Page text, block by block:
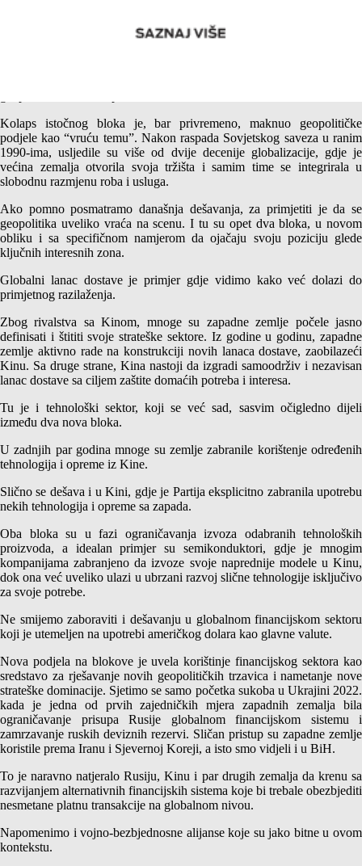
Povratak geopolitičkih podjela
Kolaps istočnog bloka je, bar privremeno, maknuo geopolitičke
podjele kao “vruću temu”. Nakon raspada Sovjetskog saveza u ranim
1990-ima, usljedile su više od dvije decenije globalizacije, gdje je
većina zemalja otvorila svoja tržišta i samim time se integrirala u
slobodnu razmjenu roba i usluga.
Ako pomno posmatramo današnja dešavanja, za primjetiti je da se
geopolitika uveliko vraća na scenu. I tu su opet dva bloka, u novom
obliku i sa specifičnom namjerom da ojačaju svoju poziciju glede
ključnih interesnih zona.
Globalni lanac dostave je primjer gdje vidimo kako već dolazi do
primjetnog razilaženja.
Zbog rivalstva sa Kinom, mnoge su zapadne zemlje počele jasno
definisati i štititi svoje strateške sektore. Iz godine u godinu, zapadne
zemlje aktivno rade na konstrukciji novih lanaca dostave, zaobilazeći
Kinu. Sa druge strane, Kina nastoji da izgradi samoodrživ i nezavisan
lanac dostave sa ciljem zaštite domaćih potreba i interesa.
Tu je i tehnološki sektor, koji se već sad, sasvim očigledno dijeli
između dva nova bloka.
U zadnjih par godina mnoge su zemlje zabranile korištenje određenih
tehnologija i opreme iz Kine.
Slično se dešava i u Kini, gdje je Partija eksplicitno zabranila upotrebu
nekih tehnologija i opreme sa zapada.
Oba bloka su u fazi ograničavanja izvoza odabranih tehnoloških
proizvoda, a idealan primjer su semikonduktori, gdje je mnogim
kompanijama zabranjeno da izvoze svoje naprednije modele u Kinu,
dok ona već uveliko ulazi u ubrzani razvoj slične tehnologije isključivo
za svoje potrebe.
Ne smijemo zaboraviti i dešavanju u globalnom financijskom sektoru
koji je utemeljen na upotrebi američkog dolara kao glavne valute.
Nova podjela na blokove je uvela korištinje financijskog sektora kao
sredstavo za rješavanje novih geopolitičkih trzavica i nametanje nove
strateške dominacije. Sjetimo se samo početka sukoba u Ukrajini 2022.
kada je jedna od prvih zajedničkih mjera zapadnih zemalja bila
ograničavanje prisupa Rusije globalnom financijskom sistemu i
zamrzavanje ruskih deviznih rezervi. Sličan pristup su zapadne zemlje
koristile prema Iranu i Sjevernoj Koreji, a isto smo vidjeli i u BiH.
To je naravno natjeralo Rusiju, Kinu i par drugih zemalja da krenu sa
razvijanjem alternativnih financijskih sistema koje bi trebale obezbjediti
nesmetane platnu transakcije na globalnom nivou.
Napomenimo i vojno-bezbjednosne alijanse koje su jako bitne u ovom
kontekstu.